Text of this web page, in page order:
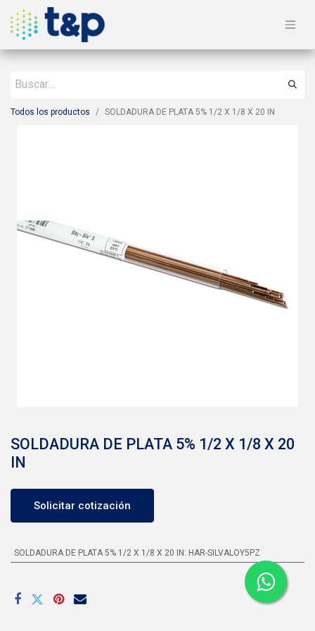
Todos los productos SOLDADURA DE PLATA 5% 1/2 X 1/8 X 20 IN
SOLDADURA DE PLATA 5% 1/2 X 1/8 X 20
IN
Solicitar cotización
SOLDADURA DE PLATA 5% 1/2 X 1/8 X 20 IN : HAR-SILVALOY5PZ